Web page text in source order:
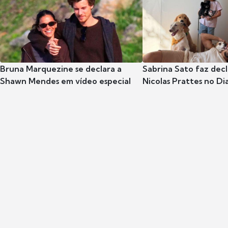
Bruna Marquezine se declara a
Shawn Mendes em vídeo especial
Sabrina Sato faz
Nicolas Prattes no